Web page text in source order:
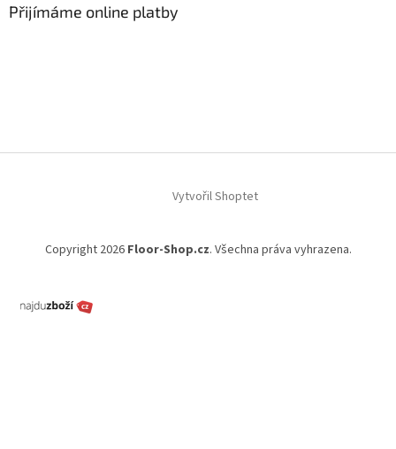
Přijímáme online platby
Vytvořil Shoptet
Copyright 2026 Floor-Shop.cz. Všechna práva vyhrazena.